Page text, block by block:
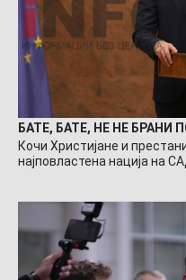
БАТЕ, БАТЕ, НЕ НЕ БРАНИ
Кочи Христијане и
најповластена нација на